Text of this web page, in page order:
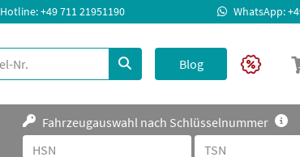
Hotline: +49 711 21951190 WhatsApp:
Blog
Fahrzeugauswahl nach Schlüsselnummer